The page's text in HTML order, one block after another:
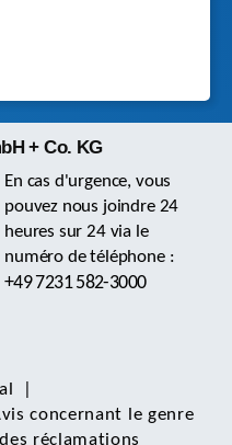
+ Co. KG
En cas d'urgence, vous
pouvez nous joindre 24
heures sur 24 via le
numéro de téléphone :
+49 7231 582-3000
concernant le genre
réclamations